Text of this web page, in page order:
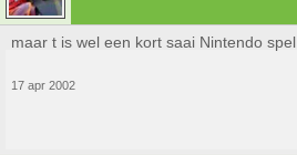
maar t is wel een kort saai Nintendo spel
17 apr 2002